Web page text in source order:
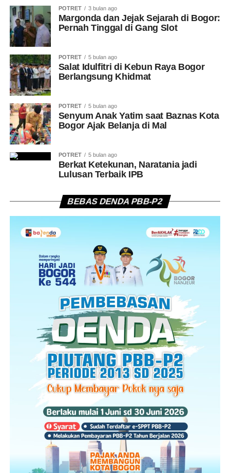
POTRET 3 bulan ago
Margonda dan Jejak Sejarah di Bogor:
Pernah Tinggal di Gang Slot
POTRET 5 bulan ago
Salat Idulfitri di Kebun Raya Bogor
Berlangsung Khidmat
POTRET 5 bulan ago
Senyum Anak Yatim saat Baznas Kota
Bogor Ajak Belanja di Mal
POTRET 5 bulan ago
Berkat Ketekunan, Naratania jadi
Lulusan Terbaik IPB
BEBAS DENDA PBB-P2